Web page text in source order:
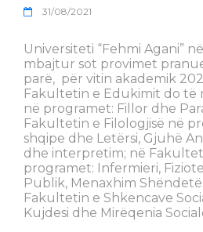
31/08/2021
Universiteti “Fehmi Agani”
mbajtur sot provimet
parë, për vitin akademik
Fakultetin e Edukimit do të
në programet: Fillor dhe
Fakultetin e Filologjisë në
shqipe dhe Letërsi, Gjuhë
dhe interpretim; në
programet: Infermieri,
Publik, Menaxhim
Fakultetin e Shkencave
Kujdesi dhe Mirëqenia